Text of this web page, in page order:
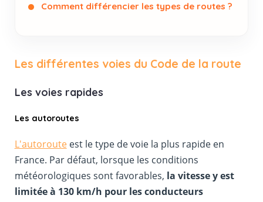
Comment différencier les types de routes ?
Les différentes voies du Code de la route
Les voies rapides
Les autoroutes
L'autorouteest le type de voie la plus rapide en
France. Par défaut, lorsque les conditions
météorologiques sont favorables, la vitesse y est
limitée à 130 km/h pour les conducteurs